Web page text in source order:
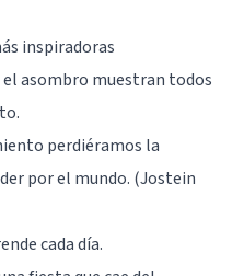
inspiradoras
asombro muestran todos
perdiéramos la
por el mundo. (Jostein
cada día.